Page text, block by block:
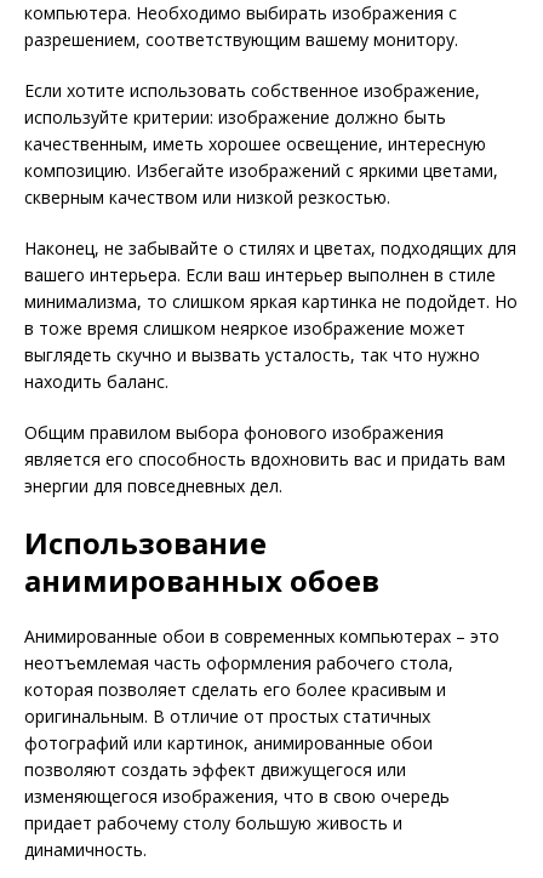
компьютера. Необходимо выбирать изображения с
разрешением, соответствующим вашему монитору.
Если хотите использовать собственное изображение,
используйте критерии: изображение должно быть
качественным, иметь хорошее освещение, интересную
композицию. Избегайте изображений с яркими цветами,
скверным качеством или низкой резкостью.
Наконец, не забывайте о стилях и цветах, подходящих для
вашего интерьера. Если ваш интерьер выполнен в стиле
минимализма, то слишком яркая картинка не подойдет. Но
в тоже время слишком неяркое изображение может
выглядеть скучно и вызвать усталость, так что нужно
находить баланс.
Общим правилом выбора фонового изображения
является его способность вдохновить вас и придать вам
энергии для повседневных дел.
Использование
анимированных обоев
Анимированные обои в современных компьютерах – это
неотъемлемая часть оформления рабочего стола,
которая позволяет сделать его более красивым и
оригинальным. В отличие от простых статичных
фотографий или картинок, анимированные обои
позволяют создать эффект движущегося или
изменяющегося изображения, что в свою очередь
придает рабочему столу большую живость и
динамичность.